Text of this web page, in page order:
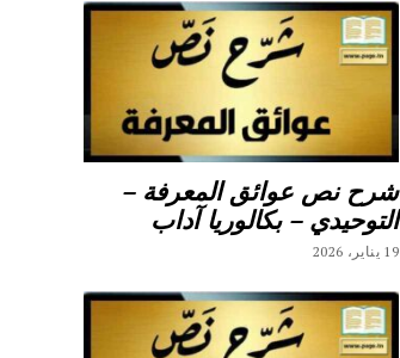
شرح نص عوائق المعرفة –
التوحيدي – بكالوريا آداب
19 يناير، 2026